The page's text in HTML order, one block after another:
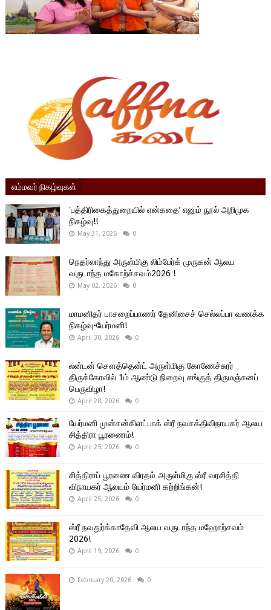
எம்மவர் நிகழ்வுகள்
'பத்திரிகைத்துறையில் என்கதை’ எனும் நூல் அறிமுக
நிகழ்வு!!
May 31, 2026 0
நெதர்லாந்து அருள்மிகு லிம்பேர்க் முருகன் ஆலய
வருடாந்த மகோற்ச்சவம்2026 !
May 02, 2026 0
மாமனிதர் பாசறைப்பாணர் தேனிசைச் செல்லப்பா வணக்க
நிகழ்வு-யேர்மனி!
April 30, 2026 0
லன்டன் சௌத்தென்ட் அருள்மிகு கோணேச்சுரர்
திருக்கோவில் 1ம் ஆண்டு நிறைவு சங்குத் திருமஞ்சனப்
பெருவிழா!
April 28, 2026 0
யேர்மனி முன்சன்கிளட்பாக் ஸ்ரீ நவசக்திவிநாயகர் ஆலய
சித்திரா பூரணைம்!
April 25, 2026 0
சித்திராப் பூரணை விரதம் அருள்மிகு ஸ்ரீ வரசித்தி
விநாயகர் ஆலயம் யேர்மனி கற்றிங்கன்!
April 25, 2026 0
ஸ்ரீ நவதுர்க்காதேவி ஆலய வருடாந்த மஹோற்சவம்
2026!
April 19, 2026 0
February 20, 2026 0